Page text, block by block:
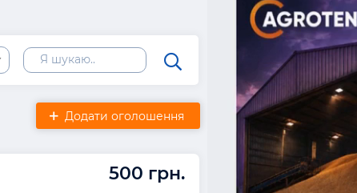
Додати оголошення
500 грн.